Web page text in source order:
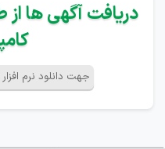
دریافت آگهی ها از
جهت دانلود نرم